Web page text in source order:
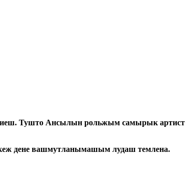
Тушто Ансылын рольжым самырык артист
дене вашмутланымашым лудаш темлена.